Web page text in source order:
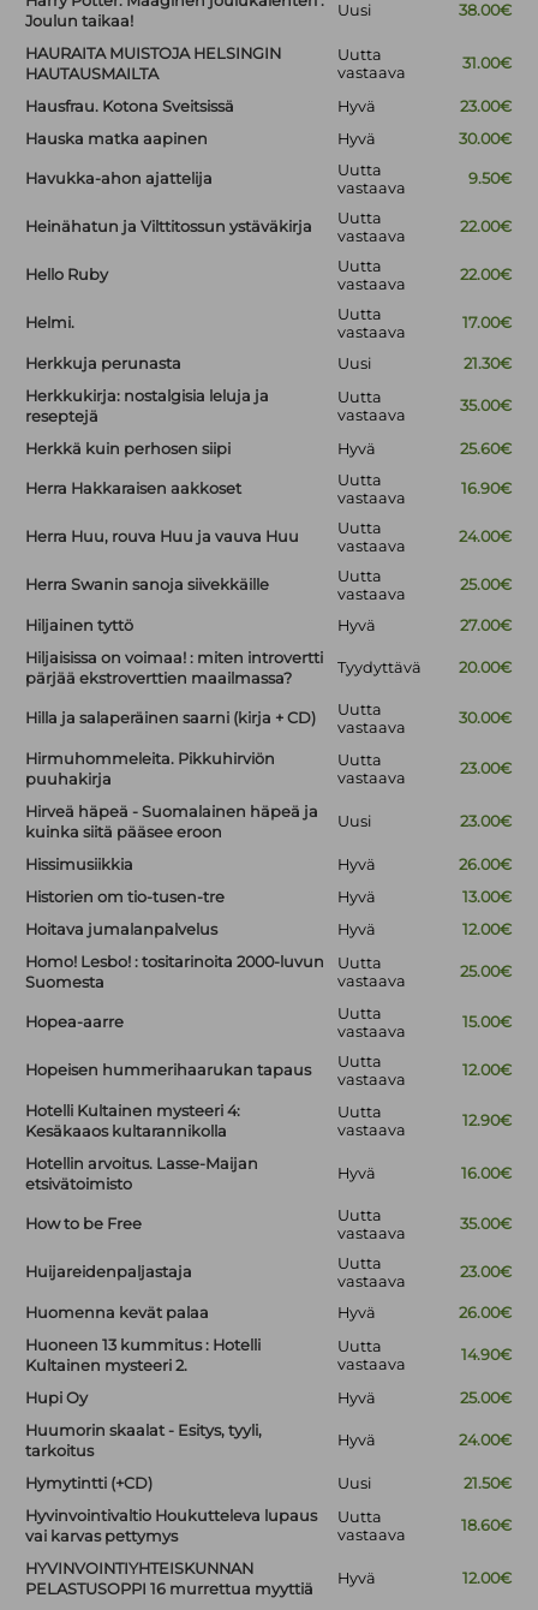
Joulun taikaa!
Uusi 38.00€
HAURAITA MUISTOJA HELSINGIN
HAUTAUSMAILTA
Uutta
vastaava
31.00€
Hausfrau. Kotona Sveitsissä Hyvä
23.00€
Hauska matka aapinen
Hyvä 30.00€
Havukka-ahon ajattelija
Uutta
vastaava
9.50€
Heinähatun ja Vilttitossun ystäväkirja
Uutta
vastaava
22.00€
Hello Ruby
Uutta
vastaava
22.00€
Helmi.
Uutta
vastaava
17.00€
Herkkuja perunasta Uusi
21.30€
Herkkukirja: nostalgisia leluja ja
reseptejä
Uutta
vastaava
35.00€
Herkkä kuin perhosen siipi Hyvä 25.60€
Herra Hakkaraisen aakkoset
Uutta
vastaava
16.90€
Herra Huu, rouva Huu ja vauva Huu
Uutta
vastaava
24.00€
Herra Swanin sanoja siivekkäille
Uutta
vastaava
25.00€
Hiljainen tyttö Hyvä
27.00€
Hiljaisissa on voimaa! : miten introvertti
pärjää ekstroverttien maailmassa?
Tyydyttävä 20.00€
Hilla ja salaperäinen saarni (kirja + CD)
Uutta
vastaava
30.00€
Hirmuhommeleita. Pikkuhirviön
puuhakirja
Uutta
vastaava
23.00€
Hirveä häpeä - Suomalainen häpeä ja
kuinka siitä pääsee eroon
Uusi 23.00€
Hissimusiikkia Hyvä
26.00€
Historien om tio-tusen-tre
Hyvä
13.00€
Hoitava jumalanpalvelus
Hyvä
12.00€
Homo! Lesbo! : tositarinoita 2000-luvun
Suomesta
Uutta
vastaava
25.00€
Hopea-aarre
Uutta
vastaava
15.00€
Hopeisen hummerihaarukan tapaus
Uutta
vastaava
12.00€
Hotelli Kultainen mysteeri 4:
Kesäkaaos kultarannikolla
Uutta
vastaava
12.90€
Hotellin arvoitus. Lasse-Maijan
etsivätoimisto
Hyvä 16.00€
How to be Free
Uutta
vastaava
35.00€
Huijareidenpaljastaja
Uutta
vastaava
23.00€
Huomenna kevät palaa Hyvä
26.00€
Huoneen 13 kummitus : Hotelli
Kultainen mysteeri 2.
Uutta
vastaava
14.90€
Hupi Oy Hyvä
25.00€
Huumorin skaalat - Esitys, tyyli,
tarkoitus
Hyvä 24.00€
Hymytintti (+CD) Uusi
21.50€
Hyvinvointivaltio Houkutteleva lupaus
vai karvas pettymys
Uutta
vastaava
18.60€
HYVINVOINTIYHTEISKUNNAN
PELASTUSOPPI 16 murrettua myyttiä
Hyvä 12.00€